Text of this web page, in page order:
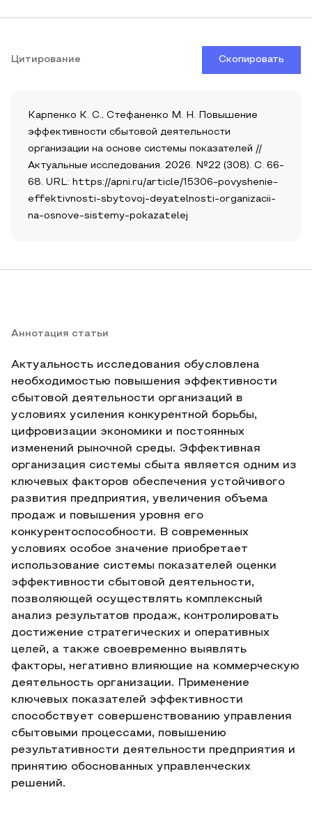
Цитирование Скопировать
Карпенко К. С., Стефаненко М. Н. Повышение
эффективности сбытовой деятельности
организации на основе системы показателей //
Актуальные исследования. 2026. №22 (308). С. 66-
68. URL: https://apni.ru/article/15306-povyshenie-
effektivnosti-sbytovoj-deyatelnosti-organizacii-
na-osnove-sistemy-pokazatelej
Аннотация статьи
Актуальность исследования обусловлена
необходимостью повышения эффективности
сбытовой деятельности организаций в
условиях усиления конкурентной борьбы,
цифровизации экономики и постоянных
изменений рыночной среды. Эффективная
организация системы сбыта является одним из
ключевых факторов обеспечения устойчивого
развития предприятия, увеличения объема
продаж и повышения уровня его
конкурентоспособности. В современных
условиях особое значение приобретает
использование системы показателей оценки
эффективности сбытовой деятельности,
позволяющей осуществлять комплексный
анализ результатов продаж, контролировать
достижение стратегических и оперативных
целей, а также своевременно выявлять
факторы, негативно влияющие на коммерческую
деятельность организации. Применение
ключевых показателей эффективности
способствует совершенствованию управления
сбытовыми процессами, повышению
результативности деятельности предприятия и
принятию обоснованных управленческих
решений.